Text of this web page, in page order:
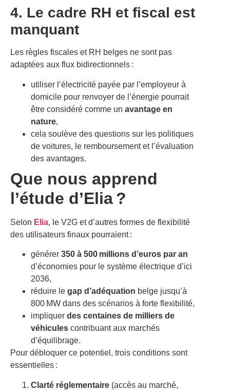
4. Le cadre RH et fiscal est
manquant
Les règles fiscales et RH belges ne sont pas
adaptées aux flux bidirectionnels :
utiliser l’électricité payée par l’employeur à
domicile pour renvoyer de l’énergie pourrait
être considéré comme un avantage en
nature,
cela soulève des questions sur les politiques
de voitures, le remboursement et l’évaluation
des avantages.
Que nous apprend
l’étude d’Elia ?
Selon Elia, le V2G et d’autres formes de flexibilité
des utilisateurs finaux pourraient :
générer 350 à 500 millions d’euros par an
d’économies pour le système électrique d’ici
2036,
réduire le gap d’adéquation belge jusqu’à
800 MW dans des scénarios à forte flexibilité,
impliquer des centaines de milliers de
véhicules contribuant aux marchés
d’équilibrage.
Pour débloquer ce potentiel, trois conditions sont
essentielles :
Clarté réglementaire (accès au marché,